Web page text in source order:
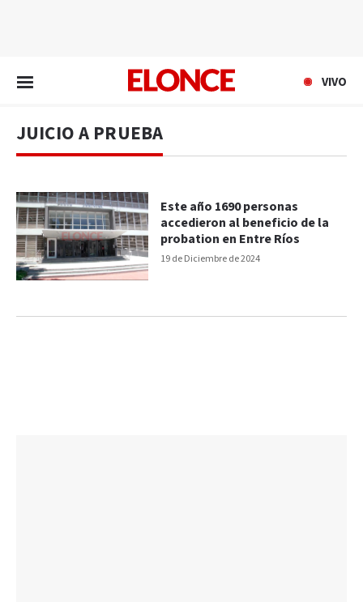
VIVO
JUICIO A PRUEBA
19 de Diciembre de 2024
Este año 1690 personas
accedieron al beneficio de la
probation en Entre Ríos